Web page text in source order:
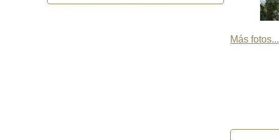
Más fotos...